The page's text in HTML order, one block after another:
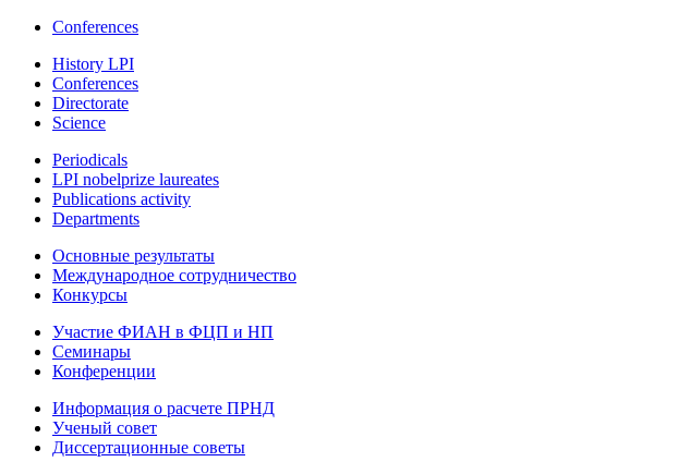
Conferences
History LPI
Conferences
Directorate
Science
Periodicals
LPI nobelprize laureates
Publications activity
Departments
Основные результаты
Международное сотрудничество
Конкурсы
Участие ФИАН в ФЦП и НП
Семинары
Конференции
Информация о расчете ПРНД
Ученый совет
Диссертационные советы